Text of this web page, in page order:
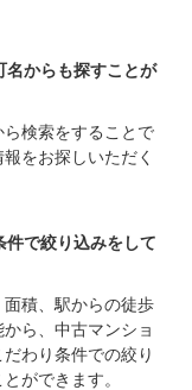
名からも探すことが
検索をすることで
をお探しいただく
で絞り込みをして
積、駅からの徒歩
ら、中古マンショ
わり条件での絞り
ができます。